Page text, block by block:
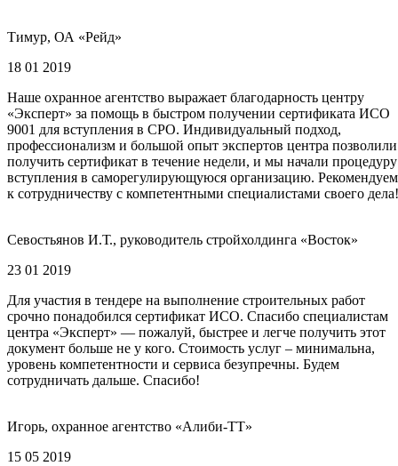
Тимур, ОА «Рейд»
18 01 2019
Наше охранное агентство выражает благодарность центру
«Эксперт» за помощь в быстром получении сертификата ИСО
9001 для вступления в СРО. Индивидуальный подход,
профессионализм и большой опыт экспертов центра позволили
получить сертификат в течение недели, и мы начали процедуру
вступления в саморегулирующуюся организацию. Рекомендуем
к сотрудничеству с компетентными специалистами своего дела!
Севостьянов И.Т., руководитель стройхолдинга «Восток»
23 01 2019
Для участия в тендере на выполнение строительных работ
срочно понадобился сертификат ИСО. Спасибо специалистам
центра «Эксперт» — пожалуй, быстрее и легче получить этот
документ больше не у кого. Стоимость услуг – минимальна,
уровень компетентности и сервиса безупречны. Будем
сотрудничать дальше. Спасибо!
Игорь, охранное агентство «Алиби-ТТ»
15 05 2019